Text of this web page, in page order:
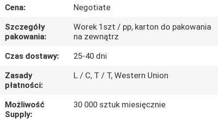
KONTROLA
JAKOŚCI
SKONTAKTUJ
SIĘ
Z
NAMI
Cena:
Negotiate
Szczegóły
pakowania:
Worek 1szt / pp, karton do pakowania
na zewnątrz
Czas dostawy:
25-40 dni
Zasady
płatności:
L / C, T / T, Western Union
Możliwość
Supply:
30 000 sztuk miesięcznie